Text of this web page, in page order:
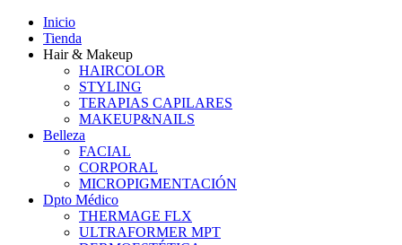
Inicio
Tienda
Hair & Makeup
HAIRCOLOR
STYLING
TERAPIAS CAPILARES
MAKEUP&NAILS
Belleza
FACIAL
CORPORAL
MICROPIGMENTACIÓN
Dpto Médico
THERMAGE FLX
ULTRAFORMER MPT